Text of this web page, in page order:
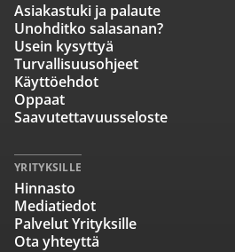
Asiakastuki ja palaute
Unohditko salasanan?
Usein kysyttyä
Turvallisuusohjeet
Käyttöehdot
Oppaat
Saavutettavuusseloste
YRITYKSILLE
Hinnasto
Mediatiedot
Palvelut Yrityksille
Ota yhteyttä